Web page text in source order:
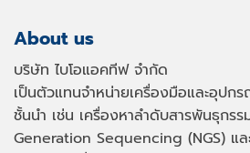
About us
บริษัท ไบโอแอคทีฟ จำกัด
เป็นตัวแทนจำหน่ายเครื่องมือและอุปก
ชั้นนำ เช่น เครื่องหาลำดับสารพันธุกรร
Generation Sequencing (NGS) แล